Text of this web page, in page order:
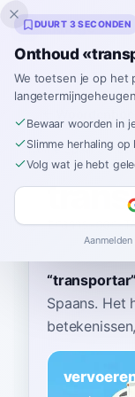
Inklingo
Home› Spaans›
trahns-por-
“transportar”
Spaans. Het
DUURT 3 SECONDEN
Onthoud
We toetsen je op het
Bewaar woorden in
Slimme herhaling
Volg wat je hebt
Aanmelden